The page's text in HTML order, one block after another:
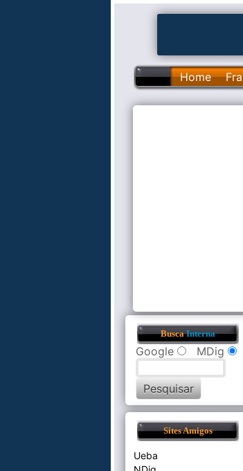
Home
BuscaInterna
Google MDig
Sites Amigos
Ueba